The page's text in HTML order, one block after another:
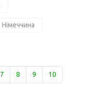
Німеччина
7 8 9 10